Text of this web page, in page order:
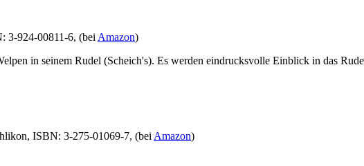
3-924-00811-6, (bei Amazon)
in seinem Rudel (Scheich's). Es werden eindrucksvolle Einblick in das
ISBN: 3-275-01069-7, (bei Amazon)